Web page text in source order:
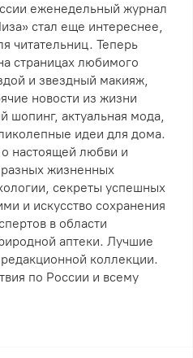
еженедельный журнал
стал еще интереснее,
читательниц. Теперь
страницах любимого
и звездный макияж,
новости из жизни
актуальная мода,
идеи для дома.
настоящей любви и
разных жизненных
секреты успешных
и искусство сохранения
в области
аптеки. Лучшие
коллекции.
по России и всему